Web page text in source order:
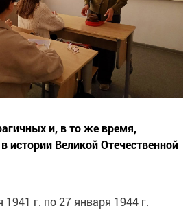
и, в то же время,
истории Великой Отечественной
г. по 27 января 1944 г.